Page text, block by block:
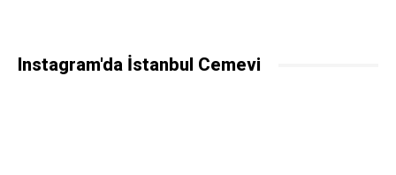
Instagram'da İstanbul Cemevi